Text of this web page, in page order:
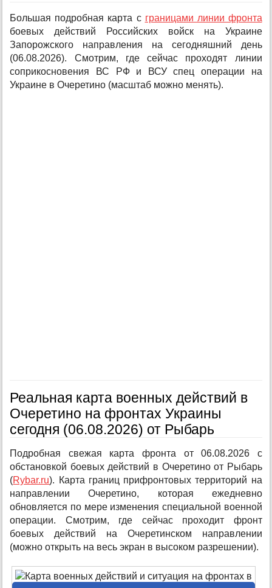
Большая подробная карта с границами линии фронта
боевых действий Российских войск на Украине
Запорожского направления на сегодняшний день
(06.08.2026). Смотрим, где сейчас проходят линии
соприкосновения ВС РФ и ВСУ спец операции на
Украине в Очеретино (масштаб можно менять).
Реальная карта военных действий в
Очеретино на фронтах Украины
сегодня (06.08.2026) от Рыбарь
Подробная свежая карта фронта от 06.08.2026 с
обстановкой боевых действий в Очеретино от Рыбарь
(Rybar.ru). Карта границ прифронтовых территорий на
направлении Очеретино, которая ежедневно
обновляется по мере изменения специальной военной
операции. Смотрим, где сейчас проходит фронт
боевых действий на Очеретинском направлении
(можно открыть на весь экран в высоком разрешении).